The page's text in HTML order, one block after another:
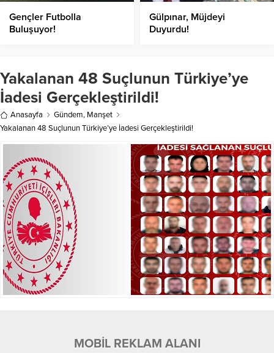
Gençler Futbolla
Buluşuyor!
Gülpınar, Müjdeyi
Duyurdu!
Yakalanan 48 Suçlunun Türkiye’ye
İadesi Gerçekleştirildi!
Anasayfa Gündem, Manşet
Yakalanan 48 Suçlunun Türkiye’ye İadesi Gerçekleştirildi!
MOBİL REKLAM ALANI